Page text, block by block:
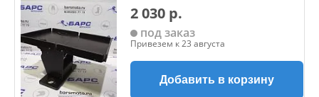
2 030 р.
под заказ
Привезем к 23 августа
Добавить в корзину